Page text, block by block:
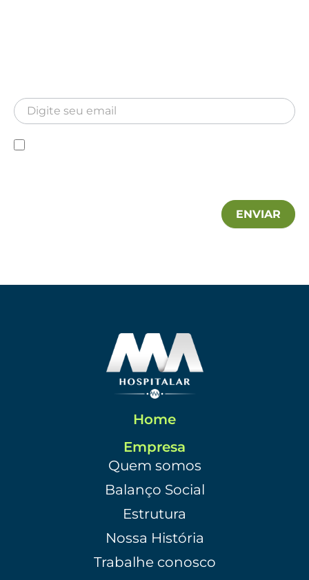
Newsletter
ENVIAR
Home
Empresa
Quem somos
Balanço Social
Estrutura
Nossa História
Trabalhe conosco